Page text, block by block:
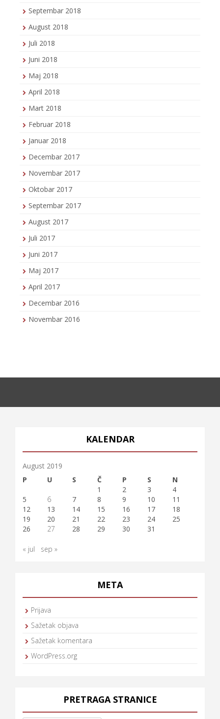
Septembar 2018
August 2018
Juli 2018
Juni 2018
Maj 2018
April 2018
Mart 2018
Februar 2018
Januar 2018
Decembar 2017
Novembar 2017
Oktobar 2017
Septembar 2017
August 2017
Juli 2017
Juni 2017
Maj 2017
April 2017
Decembar 2016
Novembar 2016
KALENDAR
August 2019
P
U S Č P S
N
1
2 3
4
5
6 7 8 9 10
11
12
13 14 15 16 17
18
19
20 21 22 23 24
25
26
27 28 29 30 31
« jul sep »
META
Prijava
Sažetak objava
Sažetak komentara
WordPress.org
PRETRAGA STRANICE